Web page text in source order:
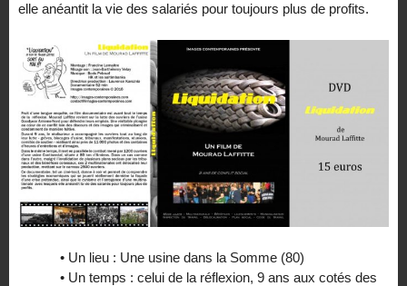
elle anéantit la vie des salariés pour toujours plus de profits.
• Un lieu : Une usine dans la Somme (80)
• Un temps : celui de la réflexion, 9 ans aux cotés des